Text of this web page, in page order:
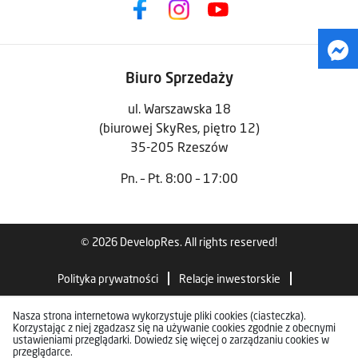
Biuro Sprzedaży
ul. Warszawska 18
(biurowej SkyRes, piętro 12)
35-205 Rzeszów
Pn. – Pt. 8:00 – 17:00
© 2026 DevelopRes. All rights reserved!
Polityka prywatności Relacje inwestorskie
Standardy wykończenia
Nasza strona internetowa wykorzystuje pliki cookies (ciasteczka).
Korzystając z niej zgadzasz się na używanie cookies zgodnie z obecnymi
ustawieniami przeglądarki. Dowiedz się więcej o zarządzaniu cookies w
przeglądarce.